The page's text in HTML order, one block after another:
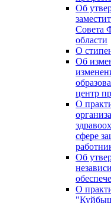
Об
Совета
области
О
Об
центр
О
сфере
Об
О